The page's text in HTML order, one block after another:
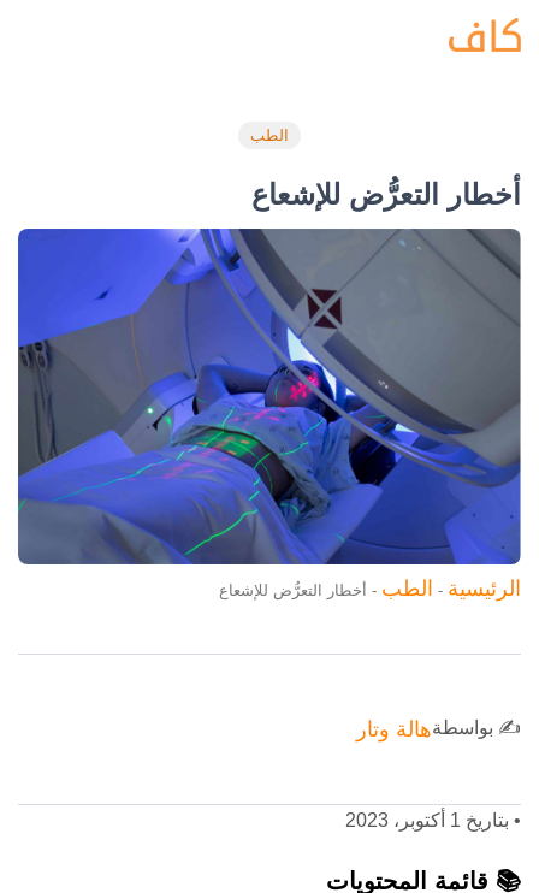
الطب
أخطار التعرُّض للإشعاع
الرئيسية - الطب - أخطار التعرُّض للإشعاع
✍️ بواسطةهالة وتار
• بتاريخ 1 أكتوبر، 2023
📚 قائمة المحتويات